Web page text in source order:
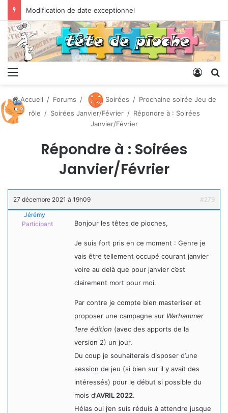
Modification de date exceptionnel
Menu
Accueil / Forums / Soirées / Prochaine soirée Jeu de
rôle / Soirées Janvier/Février / Répondre à : Soirées
Janvier/Février
Répondre à : Soirées
Janvier/Février
27 décembre 2021 à 19h09
#279
Jérémy
Participant
Bonjour les têtes de pioches,
Je suis fort pris en ce moment : Genre je
vais être tellement occupé courant janvier
voire au delà que pour janvier c’est
clairement mort pour moi.
Par contre je compte bien masteriser et
proposer une campagne sur Warhammer
1ere édition (avec des apports de la
version 2) un jour.
Du coup je souhaiterais disposer d’une
session de jeu (si bien sur il y avait des
intéressés) pour le début si possible du
mois d’AVRIL 2022.
Hélas oui j’en suis réduis à attendre jusque